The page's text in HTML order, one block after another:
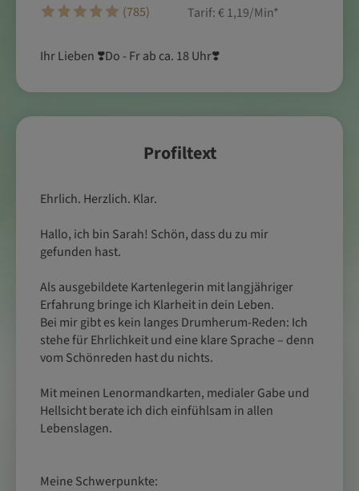
(785)
Tarif: € 1,19/Min*
Ihr Lieben ❣️Do - Fr ab ca. 18 Uhr❣️
Profiltext
Ehrlich. Herzlich. Klar.
Hallo, ich bin Sarah! Schön, dass du zu mir
gefunden hast.
Als ausgebildete Kartenlegerin mit langjähriger
Erfahrung bringe ich Klarheit in dein Leben.
Bei mir gibt es kein langes Drumherum-Reden: Ich
stehe für Ehrlichkeit und eine klare Sprache – denn
vom Schönreden hast du nichts.
Mit meinen Lenormandkarten, medialer Gabe und
Hellsicht berate ich dich einfühlsam in allen
Lebenslagen.
Meine Schwerpunkte: